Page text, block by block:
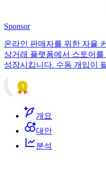
Sponsor
온라인 판매자를 위한 자율
상거래 플랫폼에서 스토어
성장시킵니다. 수동 개입이
개요
대안
분석